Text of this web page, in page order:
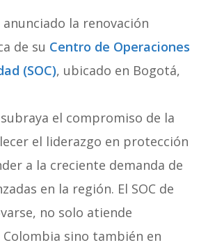
la renovación
de su Centro de Operaciones
(SOC), ubicado en Bogotá,
el compromiso de la
el liderazgo en protección
a la creciente demanda de
en la región. El SOC de
no solo atiende
sino también en